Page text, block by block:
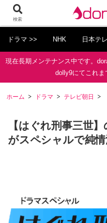
ドラマ >> NHK 日本テ
現在長期メンテナンス中です。
dolly9にてこれま
ホーム ドラマ テレビ朝日
【はぐれ刑事三世
がスペシャルで純情
検索